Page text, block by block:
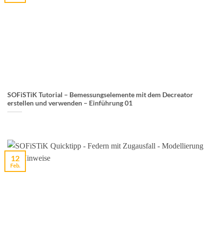
SOFiSTiK Tutorial – Bemessungselemente mit dem Decreator
erstellen und verwenden – Einführung 01
12
Feb.